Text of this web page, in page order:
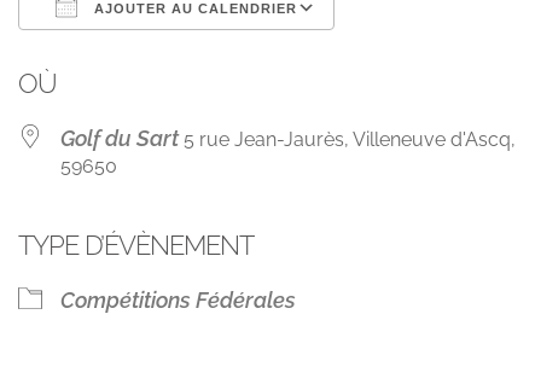
AJOUTER AU CALENDRIER
OÙ
Golf du Sart5 rue Jean-Jaurès, Villeneuve d'Ascq,
59650
TYPE D’ÉVÈNEMENT
Compétitions Fédérales